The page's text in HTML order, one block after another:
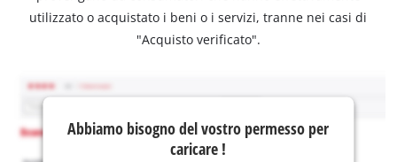
utilizzato o acquistato i beni o i servizi, tranne nei casi di
"Acquisto verificato".
Abbiamo bisogno del vostro permesso per
caricare !